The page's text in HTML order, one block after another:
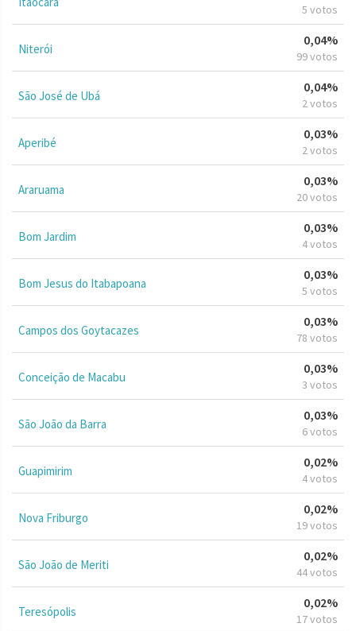
5 votos
Niterói
0,04%
99 votos
São José de Ubá
0,04%
2 votos
Aperibé
0,03%
2 votos
Araruama
0,03%
20 votos
Bom Jardim
0,03%
4 votos
Bom Jesus do Itabapoana
0,03%
5 votos
Campos dos Goytacazes
0,03%
78 votos
Conceição de Macabu
0,03%
3 votos
São João da Barra
0,03%
6 votos
Guapimirim
0,02%
4 votos
Nova Friburgo
0,02%
19 votos
São João de Meriti
0,02%
44 votos
Teresópolis
0,02%
17 votos